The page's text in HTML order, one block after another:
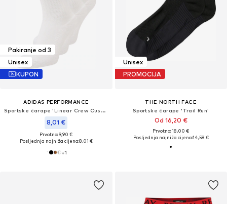
Pakiranje od 3
Unisex
KUPON
ADIDAS PERFORMANCE
Sportske čarape 'Linear Crew Cushioned 3 Pairs'
8,01 €
Prvotno: 9,90 €
Posljednja najniža cijena:8,01 €
+1
Unisex
PROMOCIJA
THE NORTH FACE
Sportske čarape 'Trail Run'
Od 16,20 €
Prvotno: 18,00 €
Posljednja najniža cijena:14,58 €